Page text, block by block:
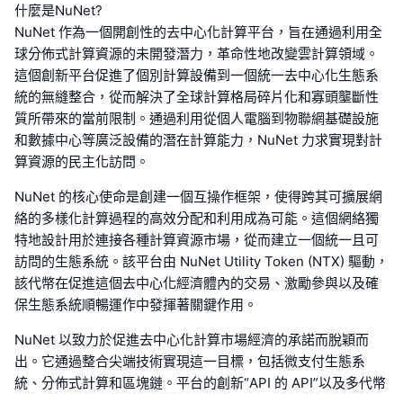
什麼是NuNet?
NuNet 作為一個開創性的去中心化計算平台，旨在通過利用全
球分佈式計算資源的未開發潛力，革命性地改變雲計算領域。
這個創新平台促進了個別計算設備到一個統一去中心化生態系
統的無縫整合，從而解決了全球計算格局碎片化和寡頭壟斷性
質所帶來的當前限制。通過利用從個人電腦到物聯網基礎設施
和數據中心等廣泛設備的潛在計算能力，NuNet 力求實現對計
算資源的民主化訪問。
NuNet 的核心使命是創建一個互操作框架，使得跨其可擴展網
絡的多樣化計算過程的高效分配和利用成為可能。這個網絡獨
特地設計用於連接各種計算資源市場，從而建立一個統一且可
訪問的生態系統。該平台由 NuNet Utility Token (NTX) 驅動，
該代幣在促進這個去中心化經濟體內的交易、激勵參與以及確
保生態系統順暢運作中發揮著關鍵作用。
NuNet 以致力於促進去中心化計算市場經濟的承諾而脫穎而
出。它通過整合尖端技術實現這一目標，包括微支付生態系
統、分佈式計算和區塊鏈。平台的創新“API 的 API”以及多代幣